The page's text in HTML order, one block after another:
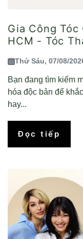
Gia Công Tóc
HCM - Tóc
Thứ Sáu, 07/08/
Bạn đang tìm kiếm
hóa độc bản để
hay...
Đọc tiếp